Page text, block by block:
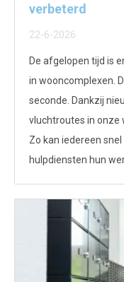
verbeterd
22-6-2026
De afgelopen tijd is
in wooncomplexen.
seconde. Dankzij
vluchtroutes in onze
Zo kan iedereen
hulpdiensten hun